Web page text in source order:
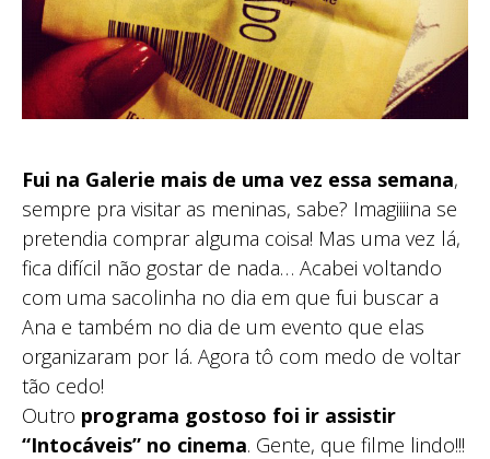
Fui na Galerie mais de uma vez essa semana,
sempre pra visitar as meninas, sabe? Imagiiiina se
pretendia comprar alguma coisa! Mas uma vez lá,
fica difícil não gostar de nada… Acabei voltando
com uma sacolinha no dia em que fui buscar a
Ana e também no dia de um evento que elas
organizaram por lá. Agora tô com medo de voltar
tão cedo!
Outro programa gostoso foi ir assistir
“Intocáveis” no cinema. Gente, que filme lindo!!!